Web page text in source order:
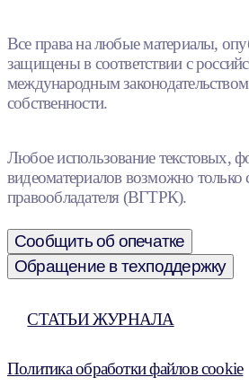
Все права на любые материалы,
защищены в соответствии с
международным
собственности.
Любое использование текстовых,
видеоматериалов возможно только
правообладателя (ВГТРК).
Сообщить об опечатке
Обращение в техподдержку
СТАТЬИ ЖУРНАЛА
Политика обработки файлов cookie